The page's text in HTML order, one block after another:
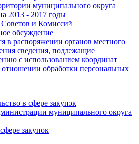
муниципального округа
2013 - 2017 годы
и Комиссий
обсуждение
в распоряжении органов местного
сведения, подлежащие
с использованием координат
обработки персональных
в сфере закупок
муниципального округа
закупок